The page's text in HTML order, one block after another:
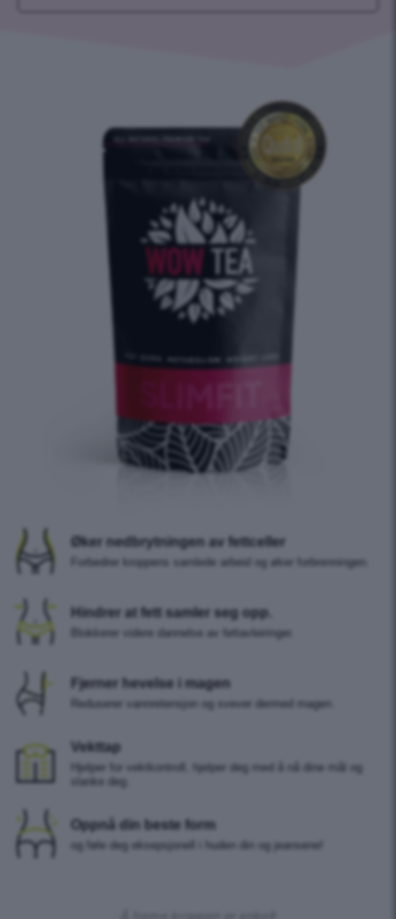
Øker nedbrytningen av fettceller
Forbedrer kroppens samlede arbeid og øker forbrenningen.
Hindrer at fett samler seg opp.
Blokkerer videre dannelse av fettavleiringer.
Fjerner hevelse i magen
Reduserer vannretensjon og svever dermed magen.
Vekttap
Hjelper for vektkontroll, hjelper deg med å nå dine mål og
slanke deg.
Oppnå din beste form
og føle deg eksepsjonell i huden din og jeansene!